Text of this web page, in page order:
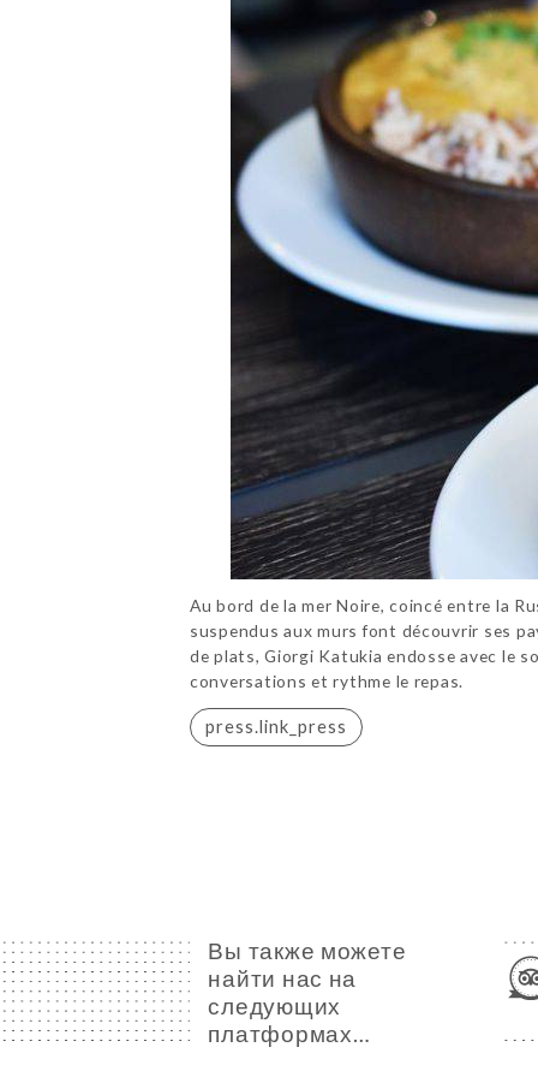
Au bord de la mer Noire, coincé entre la
suspendus aux murs font découvrir ses
de plats, Giorgi Katukia endosse avec le
conversations et rythme le repas.
press.link_press
Вы также можете
найти нас на
следующих
платформах…